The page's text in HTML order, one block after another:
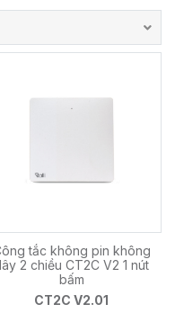
tắc không pin không
2 chiều CT2C V2 1 nút
bấm
CT2C V2.01